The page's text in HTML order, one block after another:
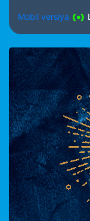
Mobil versiya